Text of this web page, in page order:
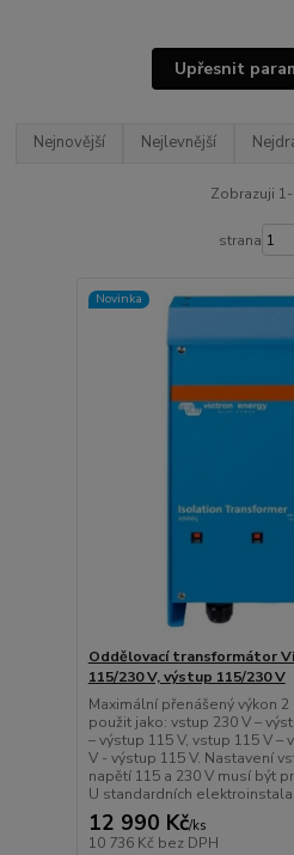
Upřesnit
Nejnovější Nejlevnější
Zobrazuji
strana
Novinka
Oddělovací transformátor
115/230 V, výstup 115/230 V
Maximální přenášený výkon
použit jako: vstup 230 V –
– výstup 115 V, vstup 115 V –
V - výstup 115 V. Nastavení
napětí 115 a 230 V musí být
U standardních
12 990 Kč/ks
10 736 Kč bez DPH